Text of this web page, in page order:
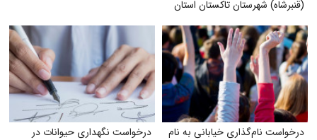
(قنبرشاه) شهرستان تاکستان استان
درخواست نام‌گذاری خیابانی به نام
درخواست نگهداری حیوانات در